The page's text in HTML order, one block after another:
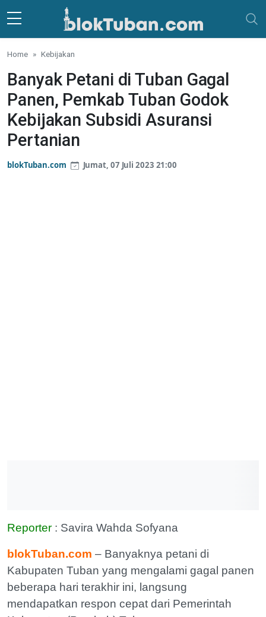
Skip to main content
Home Kebijakan
Banyak Petani di Tuban Gagal
Panen, Pemkab Tuban Godok
Kebijakan Subsidi Asuransi
Pertanian
blokTuban.com Jumat, 07 Juli 2023 21:00
Reporter : Savira Wahda Sofyana
blokTuban.com – Banyaknya petani di
Kabupaten Tuban yang mengalami gagal panen
beberapa hari terakhir ini, langsung
mendapatkan respon cepat dari Pemerintah